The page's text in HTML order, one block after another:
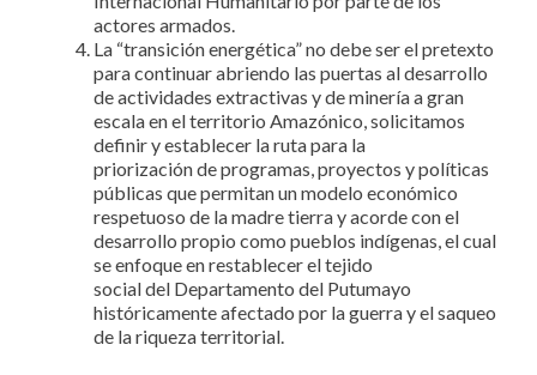
actores armados.
La “transición energética” no debe ser el pretexto
para continuar abriendo las puertas al desarrollo
de actividades extractivas y de minería a gran
escala en el territorio Amazónico, solicitamos
definir y establecer la ruta para la
priorización de programas, proyectos y políticas
públicas que permitan un modelo económico
respetuoso de la madre tierra y acorde con el
desarrollo propio como pueblos indígenas, el cual
se enfoque en restablecer el tejido
social del Departamento del Putumayo
históricamente afectado por la guerra y el saqueo
de la riqueza territorial.